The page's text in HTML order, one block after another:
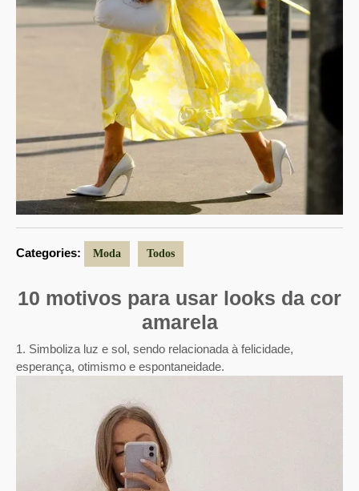
Categories: Moda Todos
10 motivos para usar looks da cor
amarela
1. Simboliza luz e sol, sendo relacionada à felicidade,
esperança, otimismo e espontaneidade.